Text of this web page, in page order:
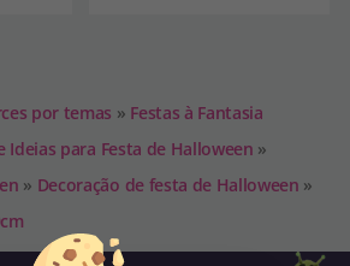
por temas » Festas à Fantasia
Ideias para Festa de Halloween »
» Decoração de festa de Halloween »